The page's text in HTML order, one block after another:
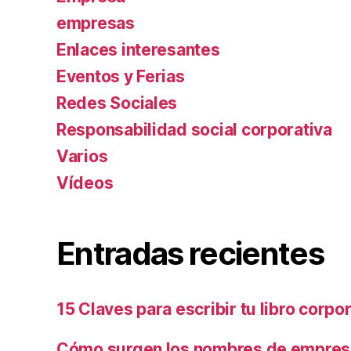
empresas
Enlaces interesantes
Eventos y Ferias
Redes Sociales
Responsabilidad social corporativa
Varios
Ví­deos
Entradas recientes
15 Claves para escribir tu libro